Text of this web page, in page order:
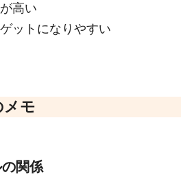
高い
ットになりやすい
メモ
関係